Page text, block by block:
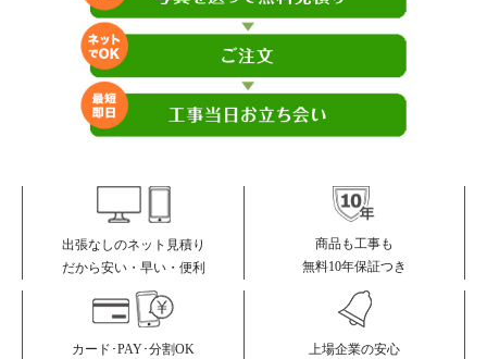
出張なしのネット見積り
だから安い・早い・便利
商品も工事も
無料10年保証つき
カード･PAY･分割OK
上場企業の安心